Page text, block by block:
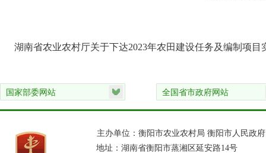
湖南省农业农村厅关于下达2023年农田建设任务及编制项目
主办单位：衡阳市农业农村局 衡阳市人民政
地址：湖南省衡阳市蒸湘区延安路14号